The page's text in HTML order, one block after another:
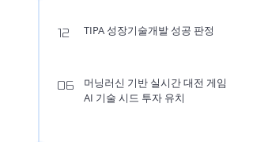
12 TIPA 성장기술개발 성공 판정
06
머닝러신 기반 실시간 대전 게임
AI 기술 시드 투자 유치